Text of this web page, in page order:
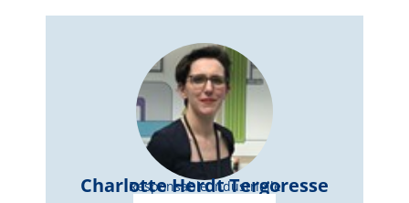
Charlotte Herdt Tergoresse
Responsable Industrielle